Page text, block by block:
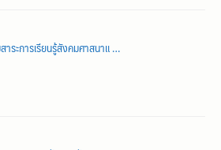
ระการเรียนรู้สังคมศาสนาแ …